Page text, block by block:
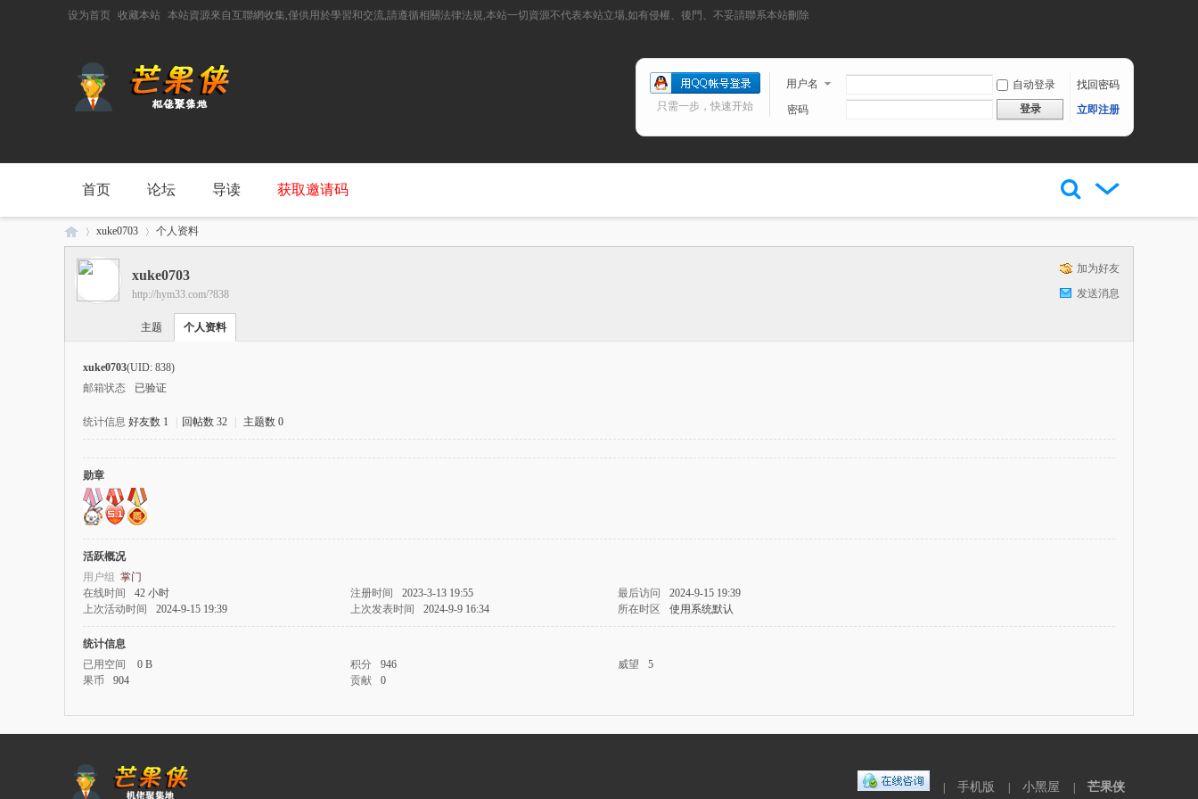
设为首页 收藏本站 本站資源來自互聯網收集,僅供用於學習和交流,請遵循相關法律法規,本站一切資源不代表本站立場,如有侵權、後門、不妥請聯系本站刪除
用户名 自动登录
找回密码
密码
登录 立即注册
只需一步，快速开始
首页 论坛 导读 获取邀请码
xuke0703 个人资料
加为好友
发送消息
xuke0703
http://hym33.com/?838
主题 个人资料
xuke0703(UID: 838)
邮箱状态
已验证
统计信息 好友数 1 回帖数 32 主题数 0
勋章
活跃概况
用户组 掌门
在线时间
42 小时 注册时间 2023-3-13 19:55 最后访问
2024-9-15 19:39
上次活动时间
2024-9-15 19:39 上次发表时间 2024-9-9 16:34 所在时区 使用系统默认
统计信息
已用空间
0 B 积分 946 威望
5
果币
904 贡献 0
手机版 小黑屋 芒果侠